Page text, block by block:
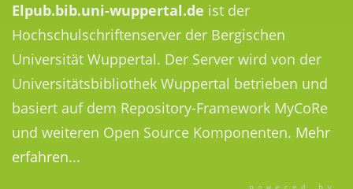
Elpub.bib.uni-wuppertal.de ist der
Hochschulschriftenserver der Bergischen
Universität Wuppertal. Der Server wird von der
Universitätsbibliothek Wuppertal betrieben und
basiert auf dem Repository-Framework MyCoRe
und weiteren Open Source Komponenten. Mehr
erfahren...